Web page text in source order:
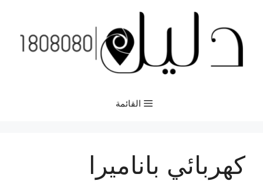
المحتوى
القائمة
كهربائي باناميرا